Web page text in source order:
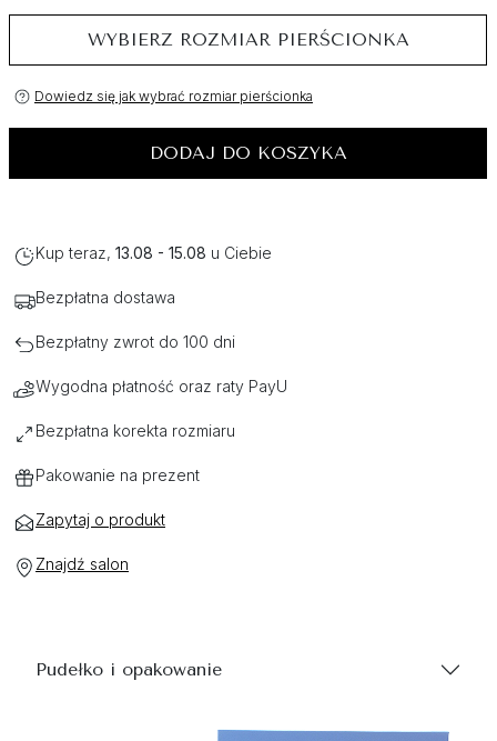
WYBIERZ ROZMIAR PIERŚCIONKA
Dowiedz się jak wybrać rozmiar pierścionka
DODAJ DO KOSZYKA
Kup teraz, 13.08 - 15.08 u Ciebie
Bezpłatna dostawa
Bezpłatny zwrot do 100 dni
Wygodna płatność oraz raty PayU
Bezpłatna korekta rozmiaru
Pakowanie na prezent
Zapytaj o produkt
Znajdź salon
Pudełko i opakowanie